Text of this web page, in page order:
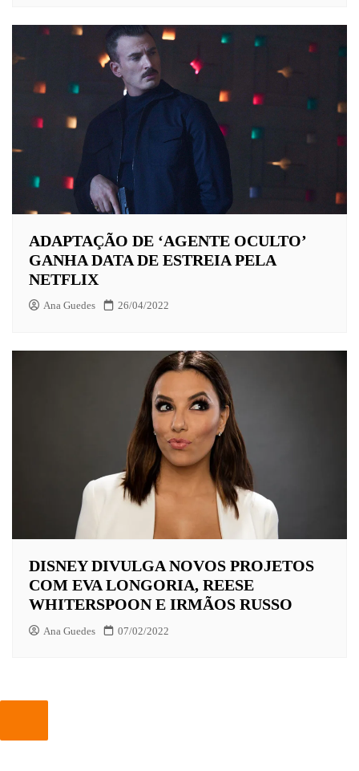
ADAPTAÇÃO DE ‘AGENTE OCULTO’
GANHA DATA DE ESTREIA PELA
NETFLIX
Ana Guedes 26/04/2022
DISNEY DIVULGA NOVOS PROJETOS
COM EVA LONGORIA, REESE
WHITERSPOON E IRMÃOS RUSSO
Ana Guedes 07/02/2022